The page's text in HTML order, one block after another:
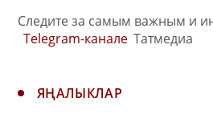
Следите за самым важным и
Telegram-канале Татмедиа
ЯҢАЛЫКЛАР